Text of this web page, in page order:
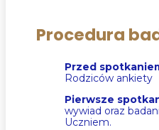
Procedura
Przed
Rodziców ankiety
Pierwsze
wywiad oraz
Uczniem.